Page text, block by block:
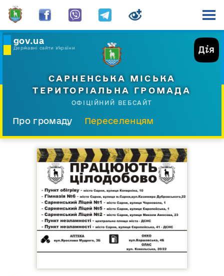
gov.ua
Державні сайти України
САРНЕНСЬКА МІСЬКА
ТЕРИТОРІАЛЬНА ГРОМАДА
ОФІЦІЙНИЙ ВЕБСАЙТ
Про громаду
Переселенцям
Прес-центр